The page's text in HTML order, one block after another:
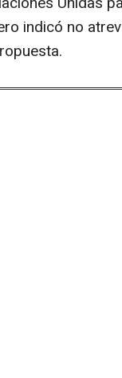
indicó no